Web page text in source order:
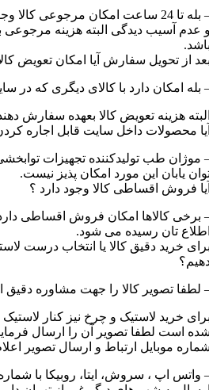
– بله تا 24 ساعت امکان مرجوعی
عدم آسیب دیدگی البته هزینه
از تحویل سفارش آیا امکان تعویض
بله امکان دارد با کالای دیگری که در
هزینه تعویض کالا بعهده سفارش
محصولات داخل سایت قابل اجاره
موژان طب تولیدکننده تجهیزات
یابان این مورد امکان پذیز نیست.
فروش اقساطی کالا وجود دارد ؟
برخی کالاها امکان فروش اقساطی
تان رسیده می شود.
خرید دقیق کالا یا انتخاب درست
لطفا تصویر کالا را جهت مشاوره دقیق
خرید لاستیک و چرخ نیز کنار
است لطفا تصویر آن را ارسال
موبایل ارتباط و ارسال تصویر
واتس اپ ، سروش، ایتا، روبیکا با شماره